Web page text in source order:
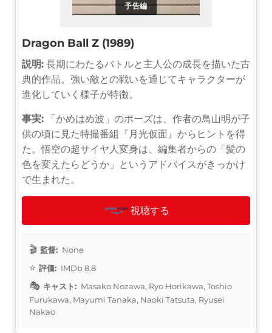
予告編
Dragon Ball Z (1989)
説明: 長期にわたるバトルと主人公の成長を描いた古
典的作品。強い敵との戦いを通じてキャラクターが
進化していく様子が特徴。
事実: 「かめはめ波」のポーズは、作者の鳥山明が子
供の頃に見た特撮番組『月光仮面』からヒントを得
た。悟空の超サイヤ人変身は、編集者からの「髪の
色を変えたらどうか」というアドバイスがきっかけ
で生まれた。
視聴する
監督: None
評価: IMDb 8.8
キャスト: Masako Nozawa, Ryo Horikawa, Toshio
Furukawa, Mayumi Tanaka, Naoki Tatsuta, Ryusei
Nakao